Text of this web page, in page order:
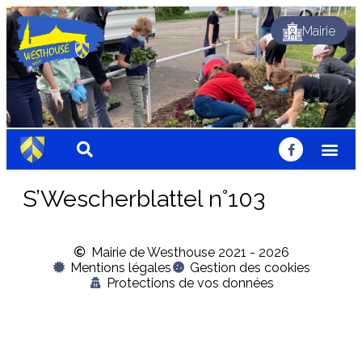
Mairie
Dynamique
Fleuri
Solidaire
Traditionnel
Festif
Sportif
Chaleureux
Accueillant
Nature
Dynamique
Fleuri
Solidaire
Traditionnel
Festif
Sportif
Chaleureux
Accueillant
Nature
Dynamique
Fleuri
Solidaire
Traditionnel
Festif
Sportif
Chaleureux
Accueillant
Nature
S’Wescherblattel n°103
Mairie de Westhouse 2021 - 2026
Mentions légales
Gestion des cookies
Protections de vos données